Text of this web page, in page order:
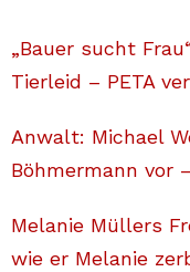
„Bauer sucht
Tierleid – PETA
Anwalt: Michael
Böhmermann vor
Melanie Müllers
wie er Melanie